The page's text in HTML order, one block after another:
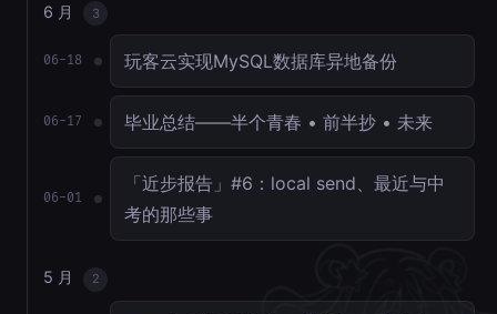
6 月 3
06-18 玩客云实现MySQL数据库异地备份
06-17 毕业总结——半个青春 • 前半抄 • 未来
06-01
「近步报告」#6：local send、最近与中
考的那些事
5 月 2